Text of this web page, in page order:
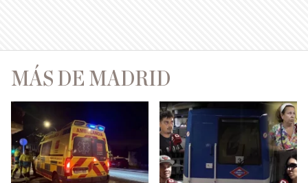
MÁS DE MADRID